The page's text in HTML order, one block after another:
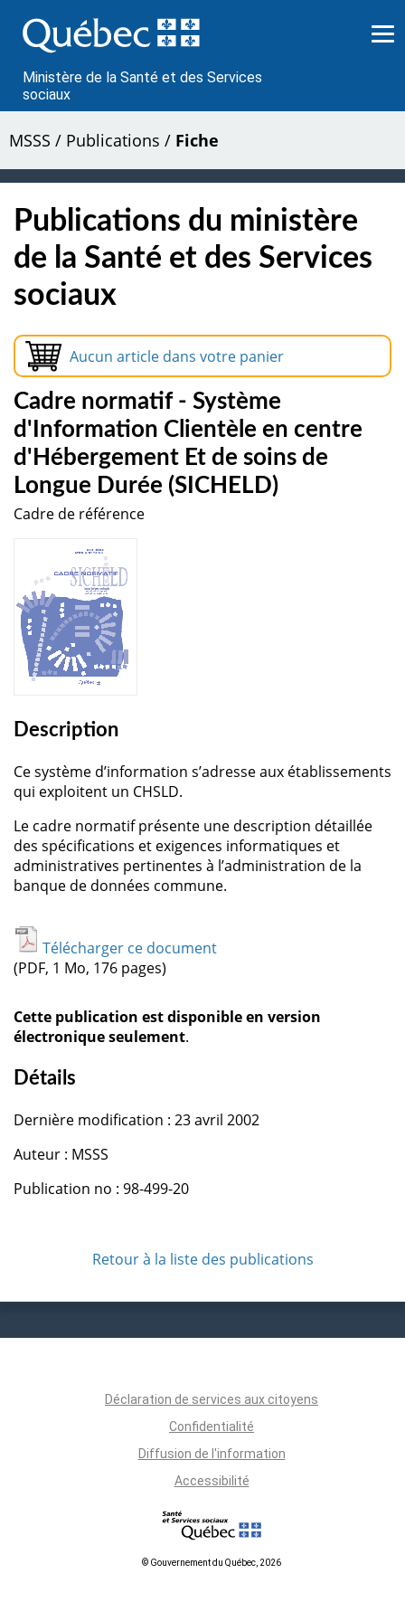
au
contenu
Ministère de la Santé et des Services
sociaux
MSSS / Publications / Fiche
Publications du ministère
de la Santé et des Services
sociaux
Aucun article dans votre panier
Cadre normatif - Système
d'Information Clientèle en centre
d'Hébergement Et de soins de
Longue Durée (SICHELD)
Cadre de référence
Description
Ce système d’information s’adresse aux établissements
qui exploitent un CHSLD.
Le cadre normatif présente une description détaillée
des spécifications et exigences informatiques et
administratives pertinentes à l’administration de la
banque de données commune.
Télécharger ce document
(PDF, 1 Mo, 176 pages)
Cette publication est disponible en version
électronique seulement.
Détails
Dernière modification : 23 avril 2002
Auteur : MSSS
Publication no : 98-499-20
Retour à la liste des publications
Déclaration de services aux citoyens
Confidentialité
Diffusion de l'information
Accessibilité
© Gouvernement du Québec, 2026